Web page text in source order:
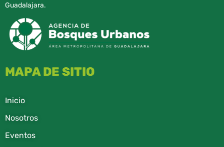
Guadalajara.
MAPA DE SITIO
Inicio
Nosotros
Eventos